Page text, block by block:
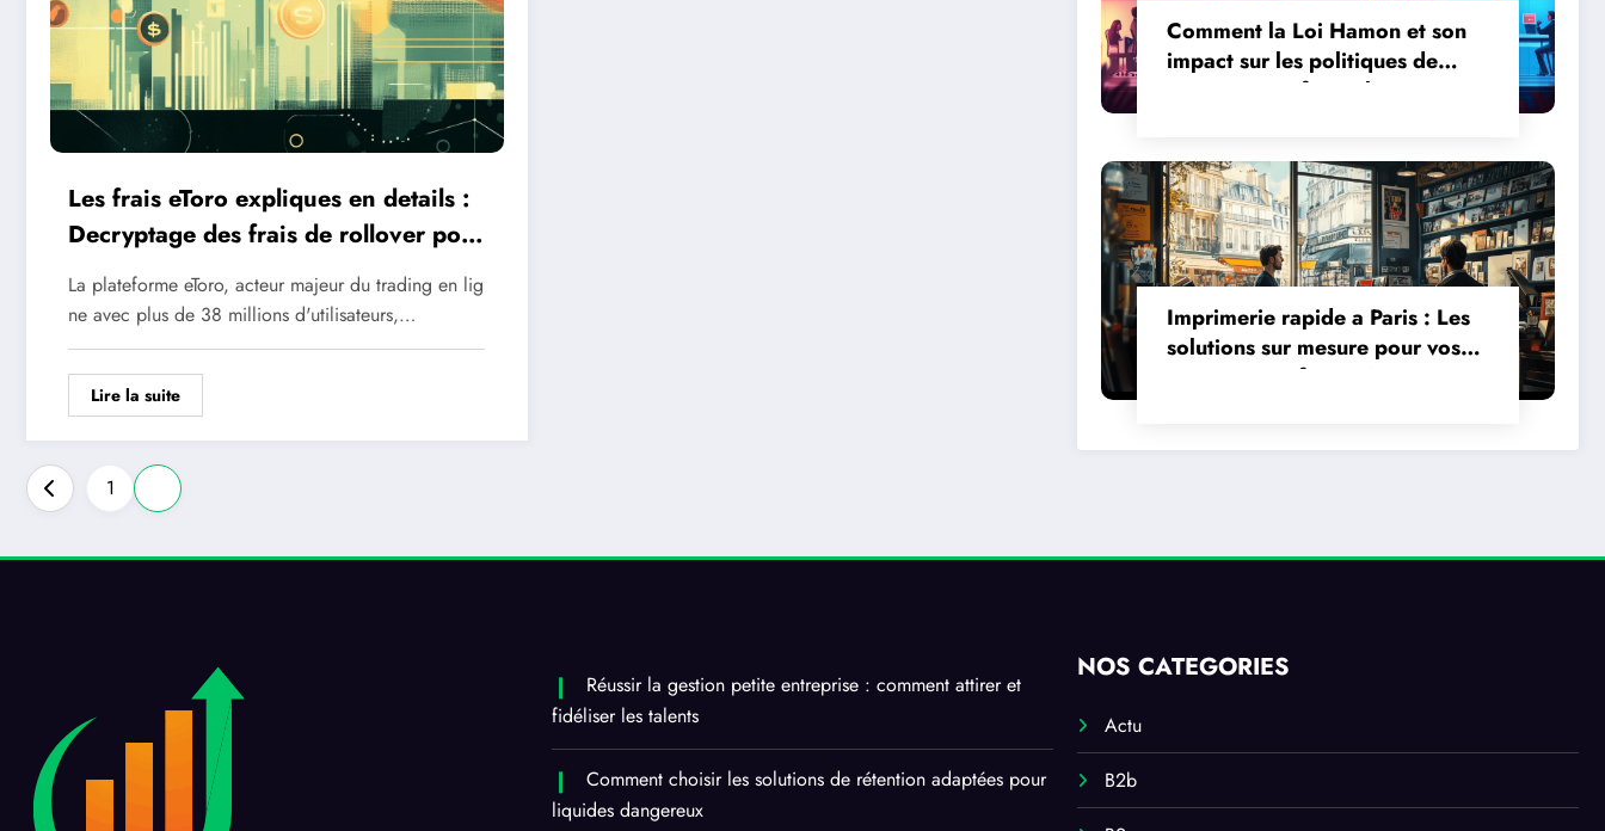
Les frais eToro expliques en details :
Decryptage des frais de rollover pour
les traders
La plateforme eToro, acteur majeur du trading en lig
ne avec plus de 38 millions d'utilisateurs,…
Lire la suite
Pagination
des
1
Comment la Loi Hamon et son
impact sur les politiques de
retour a transforme l’e-
Imprimerie rapide a Paris : Les
solutions sur mesure pour vos
projets creatifs en PAO
Réussir la gestion petite entreprise : comment attirer et
fidéliser les talents
Comment choisir les solutions de rétention adaptées pour
liquides dangereux
NOS CATÉGORIES
Actu
B2b